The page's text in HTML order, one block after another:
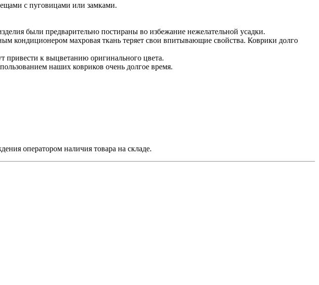
с пуговицами или замками.
были предварительно постираны во избежание нежелательной усадки.
кондиционером махровая ткань теряет свои впитывающие свойства. Коврики долго
привести к выцветанию оригинального цвета.
наших ковриков очень долгое время.
оператором наличия товара на складе.